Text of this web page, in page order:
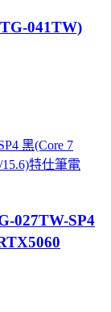
041TW)
027TW-SP4